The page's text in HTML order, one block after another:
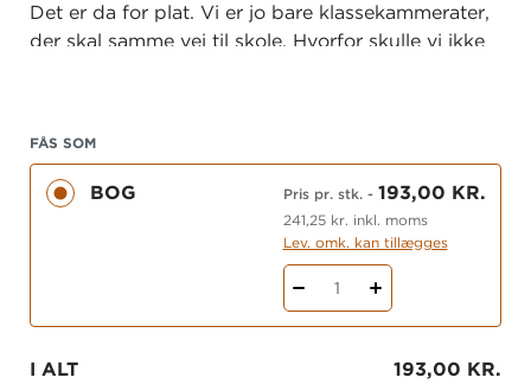
Det er da for plat. Vi er jo bare klassekammerater,
der skal samme vej til skole. Hvorfor skulle vi ikke
"Ekstramaterialer".
FÅS SOM
BOG Pris pr. stk.- 193,00 KR.
241,25 kr. inkl. moms
Lev. omk. kan tillægges
1
I ALT 193,00 KR.